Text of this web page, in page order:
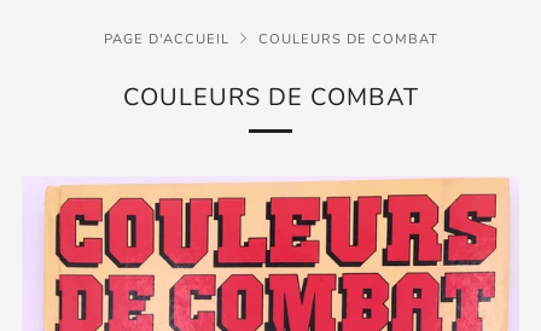
PAGE D'ACCUEIL COULEURS DE COMBAT
COULEURS DE COMBAT